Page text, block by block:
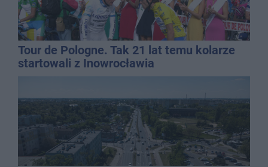
Tour de Pologne. Tak 21 lat temu kolarze
startowali z Inowrocławia